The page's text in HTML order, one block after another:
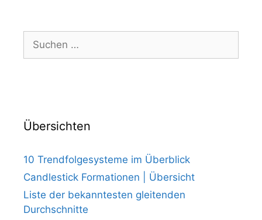
nach:
Übersichten
10 Trendfolgesysteme im Überblick
Candlestick Formationen | Übersicht
Liste der bekanntesten gleitenden
Durchschnitte